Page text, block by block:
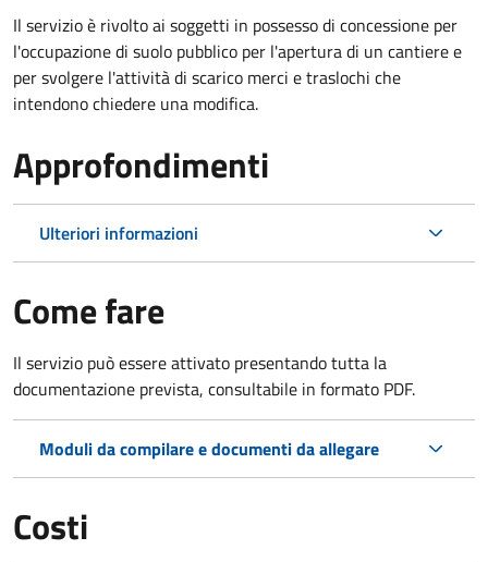
Il servizio è rivolto ai soggetti in possesso di concessione per
l'occupazione di suolo pubblico per l'apertura di un cantiere e
per svolgere l'attività di scarico merci e traslochi che
intendono chiedere una modifica.
Approfondimenti
Ulteriori informazioni
Come fare
Il servizio può essere attivato presentando tutta la
documentazione prevista, consultabile in formato PDF.
Moduli da compilare e documenti da allegare
Costi